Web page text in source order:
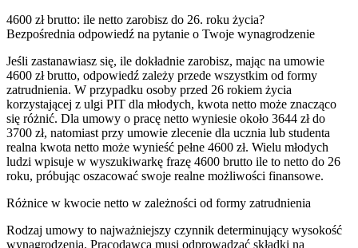
4600 zł brutto: ile netto zarobisz do 26. roku życia?
Bezpośrednia odpowiedź na pytanie o Twoje wynagrodzenie
Jeśli zastanawiasz się, ile dokładnie zarobisz, mając na umowie
4600 zł brutto, odpowiedź zależy przede wszystkim od formy
zatrudnienia. W przypadku osoby przed 26 rokiem życia
korzystającej z ulgi PIT dla młodych, kwota netto może znacząco
się różnić. Dla umowy o pracę netto wyniesie około 3644 zł do
3700 zł, natomiast przy umowie zlecenie dla ucznia lub studenta
realna kwota netto może wynieść pełne 4600 zł. Wielu młodych
ludzi wpisuje w wyszukiwarkę frazę 4600 brutto ile to netto do 26
roku, próbując oszacować swoje realne możliwości finansowe.
Różnice w kwocie netto w zależności od formy zatrudnienia
Rodzaj umowy to najważniejszy czynnik determinujący wysokość
wynagrodzenia. Pracodawca musi odprowadzać składki na